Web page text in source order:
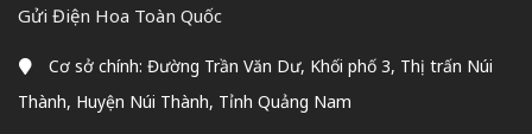
Gửi Điện Hoa Toàn Quốc
Cơ sở chính: Đường Trần Văn Dư, Khối phố 3, Thị trấn Núi
Thành, Huyện Núi Thành, Tỉnh Quảng Nam